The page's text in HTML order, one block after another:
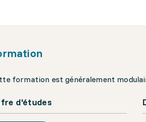
formation est généralement
d'études